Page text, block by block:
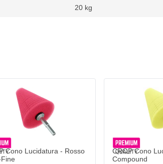
20 kg
Cono Lucidatura - Rosso
CROP Cono
Compound